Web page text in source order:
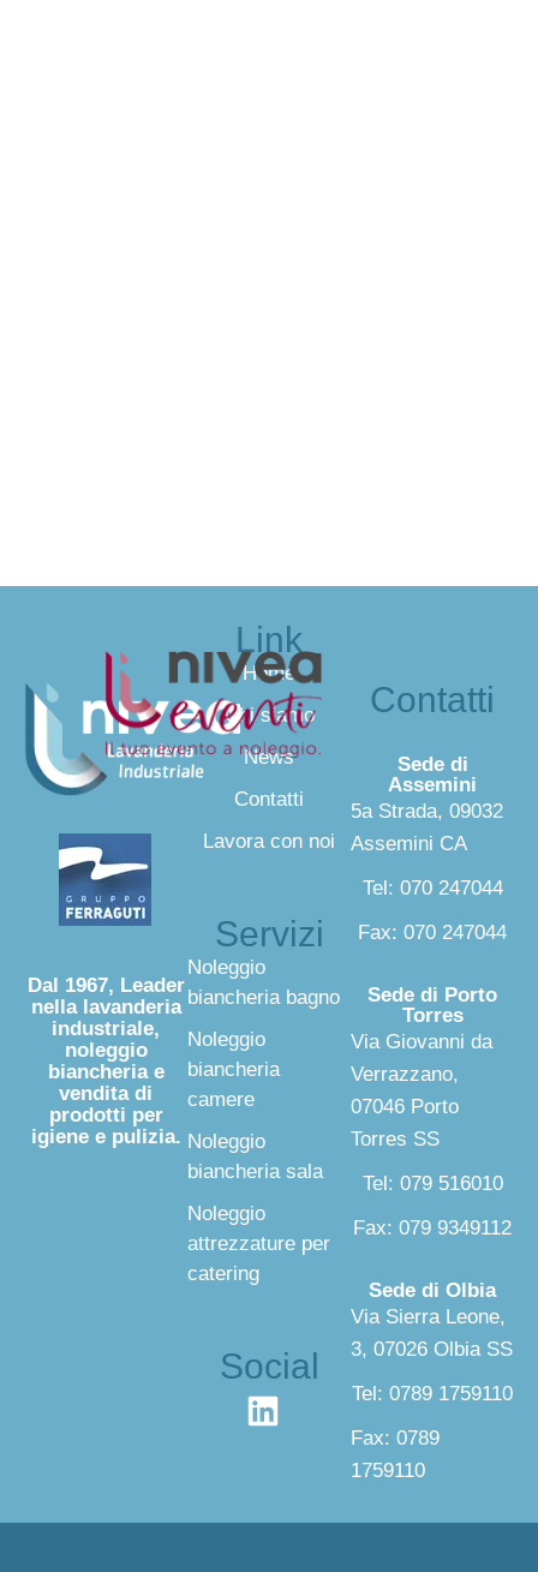
Link
Home
Chi siamo
News
Contatti
Lavora con noi
Servizi
Noleggio
biancheria bagno
Noleggio
biancheria
camere
Noleggio
biancheria sala
Noleggio
attrezzature per
catering
Social
Contatti
Sede di
Assemini
5a Strada, 09032
Assemini CA
Tel: 070 247044
Fax: 070 247044
Sede di Porto
Torres
Via Giovanni da
Verrazzano,
07046 Porto
Torres SS
Tel: 079 516010
Fax: 079 9349112
Sede di Olbia
Via Sierra Leone,
3, 07026 Olbia SS
Tel: 0789 1759110
Fax: 0789
1759110
Dal 1967, Leader
nella lavanderia
industriale,
noleggio
biancheria e
vendita di
prodotti per
igiene e pulizia.